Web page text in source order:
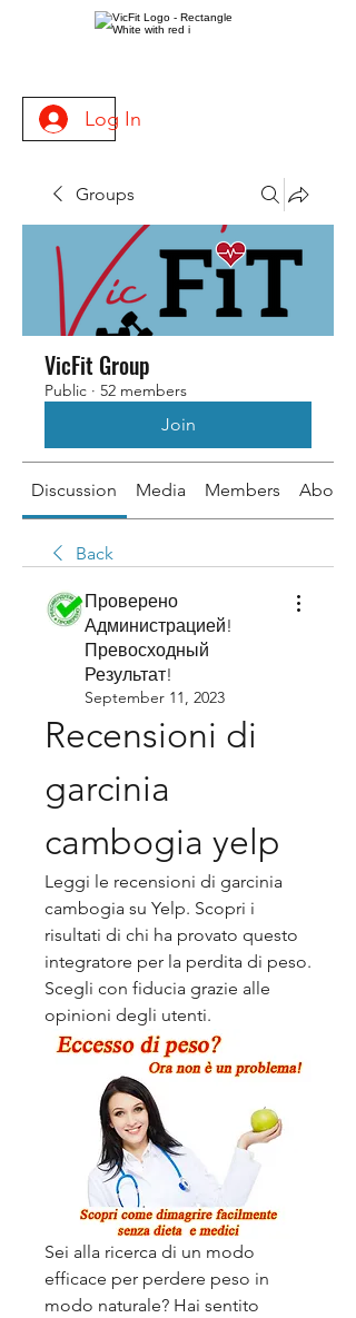
Log In
Groups
VicFit Group
Public · 52 members
Join
Discussion Media Members About
Back
Проверено
Администрацией!
Превосходный
Результат!
September 11, 2023
Recensioni di
garcinia
cambogia yelp
Leggi le recensioni di garcinia
cambogia su Yelp. Scopri i
risultati di chi ha provato questo
integratore per la perdita di peso.
Scegli con fiducia grazie alle
opinioni degli utenti.
Sei alla ricerca di un modo
efficace per perdere peso in
modo naturale? Hai sentito